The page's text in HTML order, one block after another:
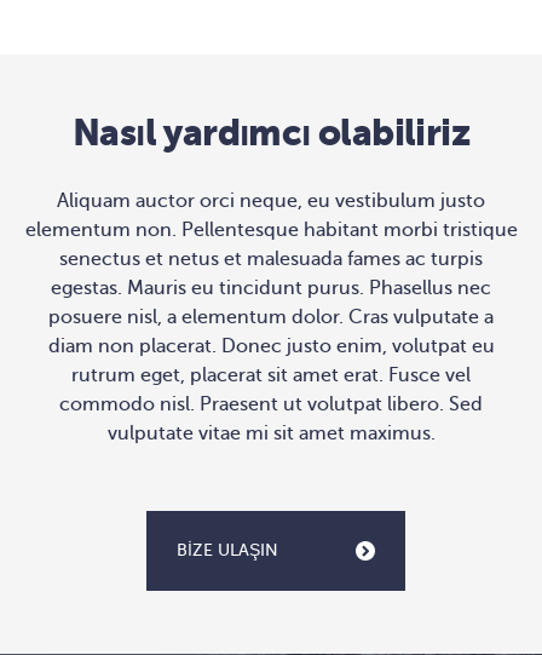
Nasıl yardımcı olabiliriz
Aliquam auctor orci neque, eu vestibulum justo
elementum non. Pellentesque habitant morbi tristique
senectus et netus et malesuada fames ac turpis
egestas. Mauris eu tincidunt purus. Phasellus nec
posuere nisl, a elementum dolor. Cras vulputate a
diam non placerat. Donec justo enim, volutpat eu
rutrum eget, placerat sit amet erat. Fusce vel
commodo nisl. Praesent ut volutpat libero. Sed
vulputate vitae mi sit amet maximus.
BIZE ULAŞIN